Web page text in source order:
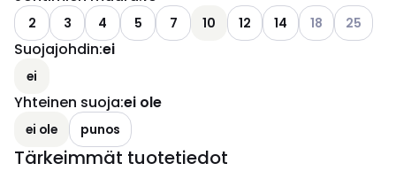
2 3 4 5 7 10 12 14 Katso
18 Katso
25
Suojajohdin:ei
ei
Yhteinen suoja:ei ole
ei ole punos
Tärkeimmät tuotetiedot